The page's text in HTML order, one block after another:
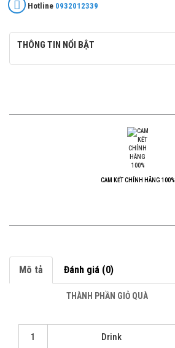
Hotline 0932012339
THÔNG TIN NỔI BẬT
CAM KẾT CHÍNH HÃNG 100%
Mô tả Đánh giá (0)
THÀNH PHẦN GIỎ QUÀ
1 Drink